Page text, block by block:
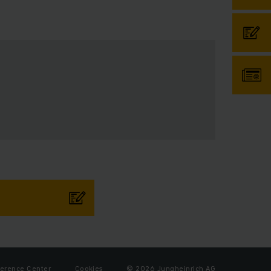
Center Cookies © 2026 Jungheinrich AG